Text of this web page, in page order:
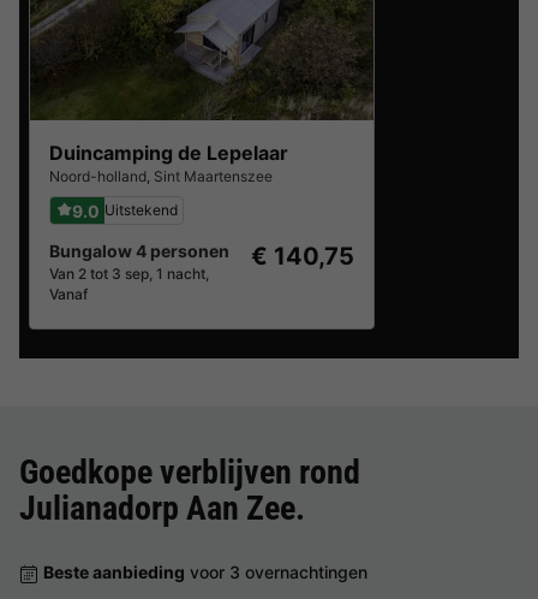
Duincamping de Lepelaar
Noord-holland, Sint Maartenszee
9.0 Uitstekend
Bungalow 4 personen
Van 2 tot 3 sep, 1 nacht,
Vanaf
€ 140,75
Goedkope verblijven rond
Julianadorp Aan Zee.
Beste aanbieding voor 3 overnachtingen